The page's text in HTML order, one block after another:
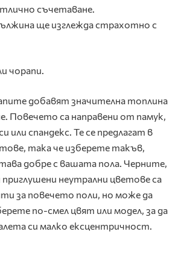
съчетаване.
ще изглежда страхотно с
чорапи.
добавят значителна топлина
Повечето са направени от памук,
или спандекс. Те се предлагат в
така че изберете такъв,
добре с вашата пола. Черните,
неутрални цветове са
за повечето поли, но може да
по-смел цвят или модел, за да
си малко ексцентричност.